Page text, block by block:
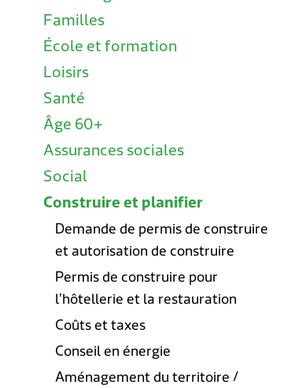
Familles
École et formation
Loisirs
Santé
Âge 60+
Assurances sociales
Social
Construire et planifier
Demande de permis de construire
et autorisation de construire
Permis de construire pour
l’hôtellerie et la restauration
Coûts et taxes
Conseil en énergie
Aménagement du territoire /